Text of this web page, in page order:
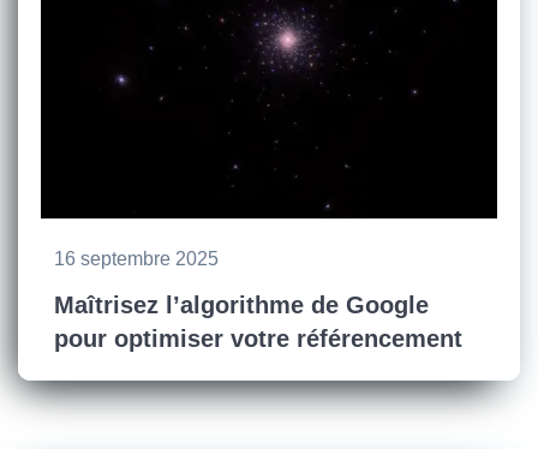
16 septembre 2025
Maîtrisez l’algorithme de Google
pour optimiser votre référencement